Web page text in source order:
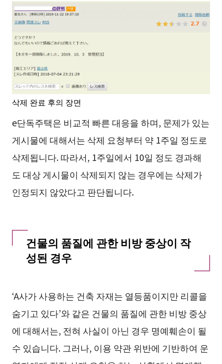
삭제 완료 후의 장면
e단독주택은 비교적 빠른 대응을 하며, 문제가 있는
게시물에 대해서는 삭제 요청부터 약 1주일 정도로
삭제됩니다. 따라서, 1주일에서 10일 정도 경과해
도 대상 게시물이 삭제되지 않는 경우에는 삭제가
인정되지 않았다고 판단됩니다.
건물의 품질에 관한 비방 중상이 작
성된 경우
‘A사가 사용하는 건축 자재는 열등품이지만 리콜을
숨기고 있다’와 같은 건물의 품질에 관한 비방 중상
에 대해서는, 전혀 사실이 아닌 경우 명예훼손이 될
수 있습니다. 그러나, 이용 약관 위반에 기반하여 운